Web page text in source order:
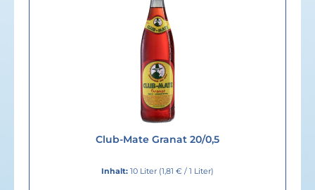
Club-Mate Granat 20/0,5
Inhalt: 10 Liter (1,81 € / 1 Liter)